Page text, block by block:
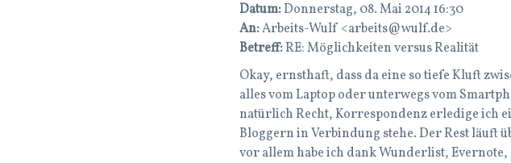
Datum:Donnerstag, 08. Mai 2014 16:30
An:Arbeits-Wulf <arbeits@wulf.de>
Betreff:RE: Möglichkeiten versus Realität
Okay, ernsthaft, dass da eine so tiefe Kluft
alles vom Laptop oder unterwegs vom
natürlich Recht, Korrespondenz erledige ich
Bloggern in Verbindung stehe. Der Rest läuft
vor allem habe ich dank Wunderlist,